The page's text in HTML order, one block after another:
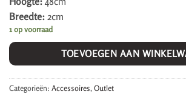
Breedte: 2cm
1 op voorraad
TOEVOEGEN AAN
Categorieën: Accessoires, Outlet